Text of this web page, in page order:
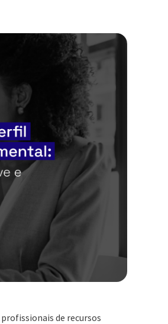
de recursos